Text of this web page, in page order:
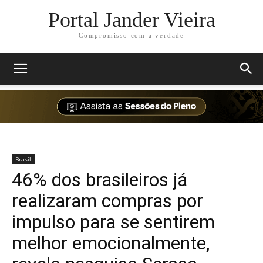
Portal Jander Vieira
Compromisso com a verdade
Brasil
46% dos brasileiros já
realizaram compras por
impulso para se sentirem
melhor emocionalmente,